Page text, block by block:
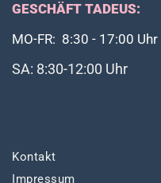
GESCHÄFT TADEUS:
MO-FR: 8:30 - 17:00 Uhr
SA: 8:30-12:00 Uhr
Kontakt
Impressum